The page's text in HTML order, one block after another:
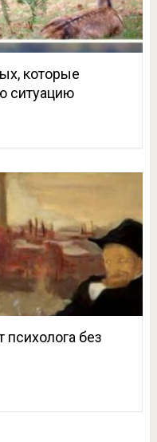
которые
ситуацию
психолога без